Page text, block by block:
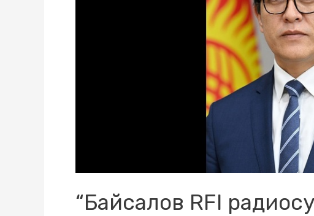
“Байсалов RFI